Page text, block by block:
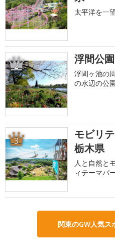
太平洋を一
2 浮間公
浮間ヶ池の
の水辺の公
3
モビリ
栃木県
人と自然と
ィテーマパ
関東のGW人気ス